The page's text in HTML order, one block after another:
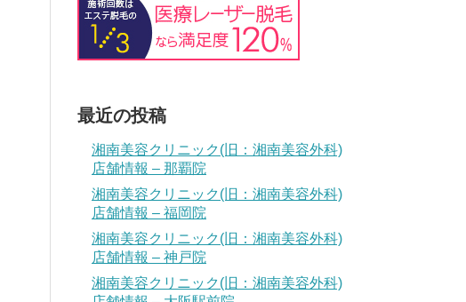
最近の投稿
湘南美容クリニック(旧：湘南美容外科)
店舗情報 – 那覇院
湘南美容クリニック(旧：湘南美容外科)
店舗情報 – 福岡院
湘南美容クリニック(旧：湘南美容外科)
店舗情報 – 神戸院
湘南美容クリニック(旧：湘南美容外科)